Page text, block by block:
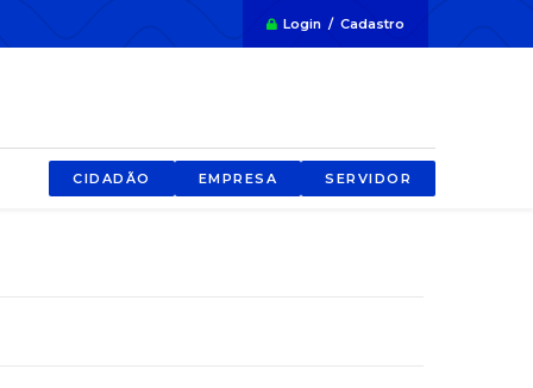
Login / Cadastro
CIDADÃO EMPRESA SERVIDOR